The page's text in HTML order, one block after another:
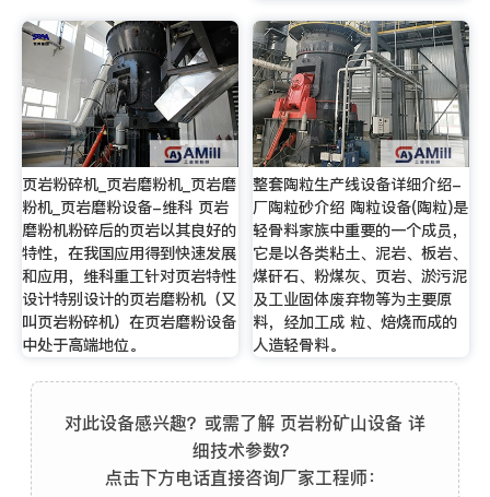
页岩粉碎机_页岩磨粉机_页岩磨
粉机_页岩磨粉设备-维科 页岩
磨粉机粉碎后的页岩以其良好的
特性，在我国应用得到快速发展
和应用，维科重工针对页岩特性
设计特别设计的页岩磨粉机（又
叫页岩粉碎机）在页岩磨粉设备
中处于高端地位。
整套陶粒生产线设备详细介绍-
厂陶粒砂介绍 陶粒设备(陶粒)是
轻骨料家族中重要的一个成员，
它是以各类粘土、泥岩、板岩、
煤矸石、粉煤灰、页岩、淤污泥
及工业固体废弃物等为主要原
料，经加工成 粒、焙烧而成的
人造轻骨料。
对此设备感兴趣？或需了解 页岩粉矿山设备 详
细技术参数？
点击下方电话直接咨询厂家工程师：